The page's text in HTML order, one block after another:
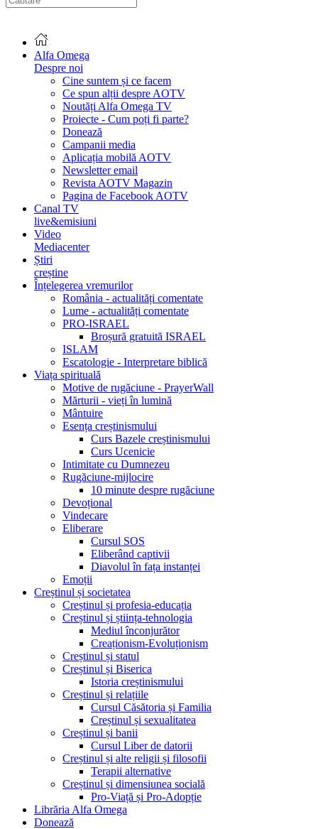
Alfa Omega
Despre noi
Cine suntem și ce facem
Ce spun alții despre AOTV
Noutăți Alfa Omega TV
Proiecte - Cum poți fi parte?
Donează
Campanii media
Aplicația mobilă AOTV
Newsletter email
Revista AOTV Magazin
Pagina de Facebook AOTV
Canal TV
live&emisiuni
Video
Mediacenter
Știri
creștine
Înțelegerea vremurilor
România - actualități comentate
Lume - actualități comentate
PRO-ISRAEL
Broșură gratuită ISRAEL
ISLAM
Escatologie - Interpretare biblică
Viața spirituală
Motive de rugăciune - PrayerWall
Mărturii - vieți în lumină
Mântuire
Esența creștinismului
Curs Bazele creștinismului
Curs Ucenicie
Intimitate cu Dumnezeu
Rugăciune-mijlocire
10 minute despre rugăciune
Devoțional
Vindecare
Eliberare
Cursul SOS
Eliberând captivii
Diavolul în fața instanței
Emoții
Creștinul și societatea
Creștinul și profesia-educația
Creștinul și știința-tehnologia
Mediul înconjurător
Creaționism-Evoluționism
Creștinul și statul
Creștinul și Biserica
Istoria creștinismului
Creștinul și relațiile
Cursul Căsătoria și Familia
Creștinul și sexualitatea
Creștinul și banii
Cursul Liber de datorii
Creștinul și alte religii și filosofii
Terapii alternative
Creștinul și dimensiunea socială
Pro-Viață și Pro-Adopție
Librăria Alfa Omega
Donează